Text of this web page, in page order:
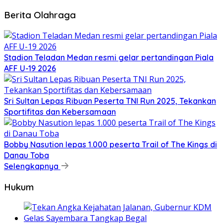
Berita Olahraga
Stadion Teladan Medan resmi gelar pertandingan Piala
AFF U-19 2026
Sri Sultan Lepas Ribuan Peserta TNI Run 2025, Tekankan
Sportifitas dan Kebersamaan
Bobby Nasution lepas 1.000 peserta Trail of The Kings di
Danau Toba
Selengkapnya
Hukum